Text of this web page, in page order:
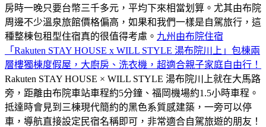
房時一晚只要台幣三千多元，平均下來相當划算。尤其由布院
周邊不少溫泉旅館價格偏高，如果和我們一樣是自駕旅行，這
種整棟包租型住宿真的很值得考慮。 九州由布院住宿
「Rakuten STAY HOUSE x WILL STYLE 湯布院川上」包棟兩
層樓獨棟度假屋，大廚房、洗衣機，超適合親子家庭自由行！
Rakuten STAY HOUSE × WILL STYLE 湯布院川上就在大馬路
旁，距離由布院車站車程約5分鐘、福岡機場約1.5小時車程。
抵達時會見到三棟現代簡約的黑色系質感建築，一旁可以停
車，導航直接設定民宿名稱即可，非常適合自駕旅遊的朋友！